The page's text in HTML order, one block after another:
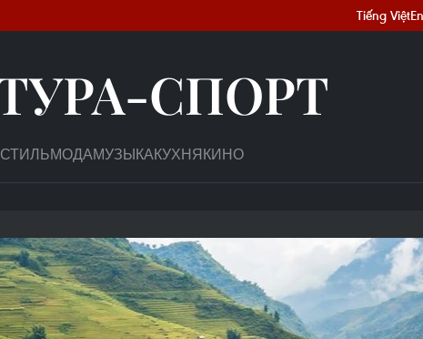
Tiếng Việt
СПОРТ
СТИЛЬМОДАМУЗЫКАКУХНЯКИНО